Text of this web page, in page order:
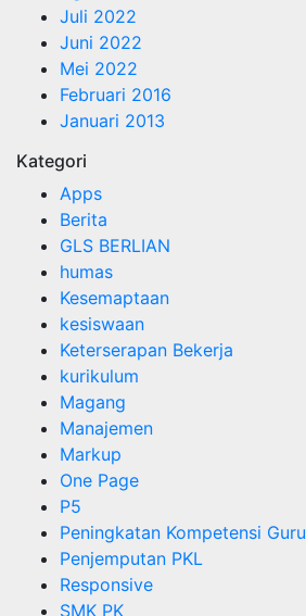
Juli 2022
Juni 2022
Mei 2022
Februari 2016
Januari 2013
Kategori
Apps
Berita
GLS BERLIAN
humas
Kesemaptaan
kesiswaan
Keterserapan Bekerja
kurikulum
Magang
Manajemen
Markup
One Page
P5
Peningkatan Kompetensi Guru
Penjemputan PKL
Responsive
SMK PK